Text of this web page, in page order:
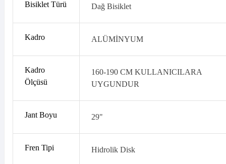
Bisiklet Türü Dağ Bisiklet
Kadro ALÜMİNYUM
Kadro
Ölçüsü
160-190 CM KULLANICILARA
UYGUNDUR
Jant Boyu 29"
Fren Tipi Hidrolik Disk